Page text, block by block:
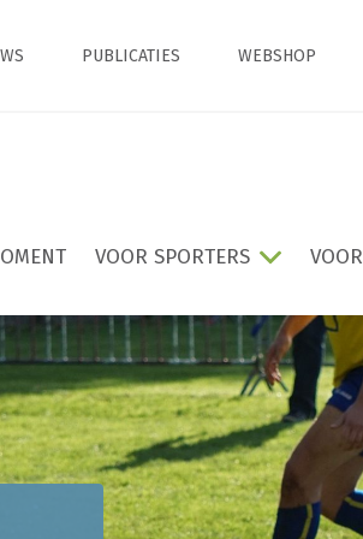
PUBLICATIES WEBSHOP
VOOR SPORTERS